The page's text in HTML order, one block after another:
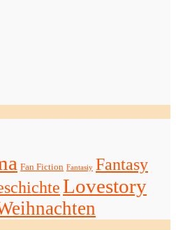
Fan Fiction Fantasiy Fantasy
Lovestory